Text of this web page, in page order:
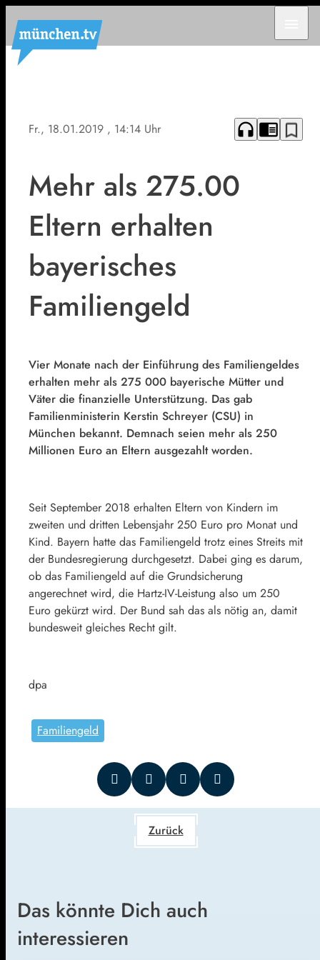
Fr., 18.01.2019 , 14:14 Uhr headphones chrome_reader_mode bookmark_border
Mehr als 275.00
Eltern erhalten
bayerisches
Familiengeld
Vier Monate nach der Einführung des Familiengeldes
erhalten mehr als 275 000 bayerische Mütter und
Väter die finanzielle Unterstützung. Das gab
Familienministerin Kerstin Schreyer (CSU) in
München bekannt. Demnach seien mehr als 250
Millionen Euro an Eltern ausgezahlt worden.
Seit September 2018 erhalten Eltern von Kindern im
zweiten und dritten Lebensjahr 250 Euro pro Monat und
Kind. Bayern hatte das Familiengeld trotz eines Streits mit
der Bundesregierung durchgesetzt. Dabei ging es darum,
ob das Familiengeld auf die Grundsicherung
angerechnet wird, die Hartz-IV-Leistung also um 250
Euro gekürzt wird. Der Bund sah das als nötig an, damit
bundesweit gleiches Recht gilt.
dpa
Familiengeld
Zurück
Das könnte Dich auch
interessieren